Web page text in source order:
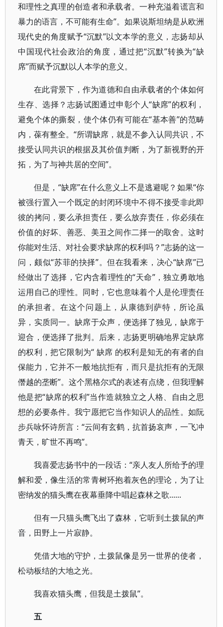
和理性之真理的创造者和承载者。一种充溢着谎言和
暴力的语言，不可能有生命”。如果说斯坦纳是从欧洲
现代史的角度赋予“沉默”以文本学的意义，志扬却从
中国现代社会政治的角度，通过把“沉默”转换为“缺
席”而赋予沉默以人本学的意义。
在此背景下，作为道德和自由承载者的个体如何
生存、选择？志扬试图通过申彰个人“缺席”的权利，
避免个体的撕裂，使个体仍有可能在“基本善”的范畴
内，葆有整全。“所谓缺席，就是不参入认同共识，不
接受认同共识的根据及其价值判断，为了新视野的开
拓，为了与神共居的空间”。
但是，“缺席”在什么意义上不是逃避呢？如果“你
被强行置入一个既定的封闭环境中不得不接受非此即
彼的拷问，要么承担责任，要么放弃责任，你必须在
价值的好坏、善恶、美丑之间作二择一的取舍。这时
你能对生活、对社会要求缺席的权利吗？”志扬的这一
问，颇似“苏菲的抉择”。但在我看来，决心“缺席”已
经做出了选择，它内含着理性的“天命”，独立勇敢地
运用自己的理性。同时，它也意味着个人是伦理责任
的承担者。在这个问题上，从康德到萨特，所论虽
异，实质同一。缺席于众声，便选择了独见，缺席于
迎合，便选择了批判。后来，志扬更明确地界定缺席
的权利，把它限制为“ 缺席 的权利是知无的有者的自
保能力，它并不一般地抗拒有，而只是抗拒有的无限
僭越的垄断”。这个黑格尔式的表述有点绕，但我理解
他是把“缺席的权利”当作造就独立之人格、自由之思
想的必要条件。我宁愿把它当作知识人的品性。如阮
步兵咏怀诗所言：“云间有玄鹤，抗首扬哀声，一飞冲
青天，旷世不再鸣”。
我喜爱志扬书中的一段话：“亲人友人所给予的理
解和爱，像生活的常青树环抱着灰色的理论，为了让
密纳发的猫头鹰在夜幕垂降中唱起森林之歌......
但有一只猫头鹰飞出了森林，它听到土拨鼠的声
音，田野上一片寂静。
凭借大地的守护，土拨鼠像是另一世界的使者，
松动板结的大地之光。
我喜欢猫头鹰，但我是土拨鼠”。
五